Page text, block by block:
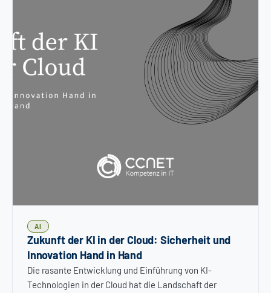
AI
Zukunft der KI in der Cloud: Sicherheit und
Innovation Hand in Hand
Die rasante Entwicklung und Einführung von KI-
Technologien in der Cloud hat die Landschaft der